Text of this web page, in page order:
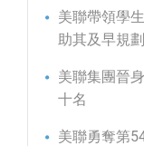
美聯帶領學
助其及早規
美聯集團晉
十名
美聯勇奪第